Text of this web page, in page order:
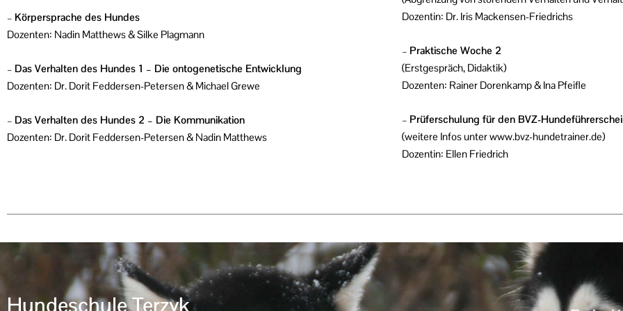
– Körpersprache des Hundes
Dozenten: Nadin Matthews & Silke Plagmann
– Das Verhalten des Hundes 1 – Die ontogenetische Entwicklung
Dozenten: Dr. Dorit Feddersen-Petersen & Michael Grewe
– Das Verhalten des Hundes 2 – Die Kommunikation
Dozenten: Dr. Dorit Feddersen-Petersen & Nadin Matthews
Dozentin: Dr. Iris Mackensen-Friedrichs
– Praktische Woche 2
(Erstgespräch, Didaktik)
Dozenten: Rainer Dorenkamp & Ina Pfeifle
– Prüferschulung für den BVZ-
(weitere Infos unter www.bvz-hundetrainer.de)
Dozentin: Ellen Friedrich
Hundeschule Terzyk